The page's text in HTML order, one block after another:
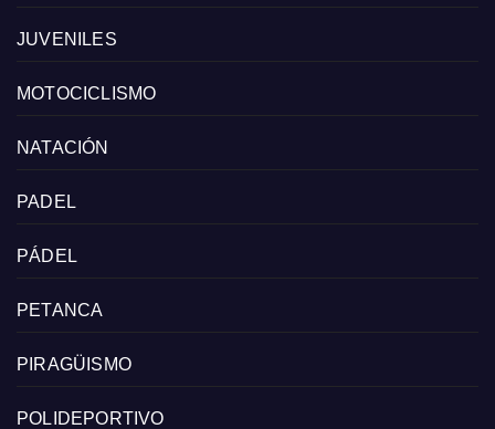
JUVENILES
MOTOCICLISMO
NATACIÓN
PADEL
PÁDEL
PETANCA
PIRAGÜISMO
POLIDEPORTIVO